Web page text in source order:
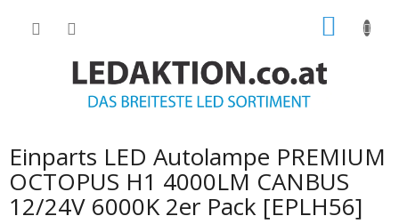
Einparts LED Autolampe PREMIUM
OCTOPUS H1 4000LM CANBUS
12/24V 6000K 2er Pack [EPLH56]